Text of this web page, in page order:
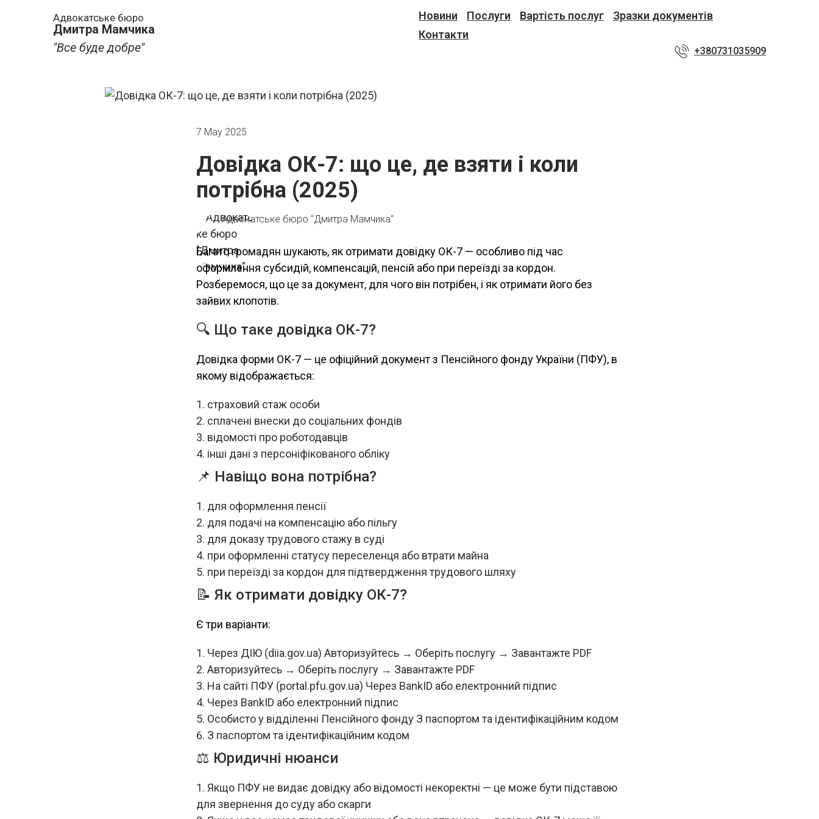
Адвокатське бюро
Дмитра Мамчика
"Все буде добре"
Новини Послуги Вартість послуг
Зразки документів
Контакти
+380731035909
7 May 2025
Довідка ОК-7: що це, де взяти і коли
потрібна (2025)
Адвокатське бюро "Дмитра Мамчика"
Багато громадян шукають, як отримати довідку ОК-7 — особливо під час
оформлення субсидій, компенсацій, пенсій або при переїзді за кордон.
Розберемося, що це за документ, для чого він потрібен, і як отримати його без
зайвих клопотів.
🔍 Що таке довідка ОК-7?
Довідка форми ОК-7 — це офіційний документ з Пенсійного фонду України (ПФУ), в
якому відображається:
страховий стаж особи
сплачені внески до соціальних фондів
відомості про роботодавців
інші дані з персоніфікованого обліку
📌 Навіщо вона потрібна?
для оформлення пенсії
для подачі на компенсацію або пільгу
для доказу трудового стажу в суді
при оформленні статусу переселенця або втрати майна
при переїзді за кордон для підтвердження трудового шляху
📝 Як отримати довідку ОК-7?
Є три варіанти:
Через ДІЮ (diia.gov.ua) Авторизуйтесь → Оберіть послугу → Завантажте PDF
Авторизуйтесь → Оберіть послугу → Завантажте PDF
На сайті ПФУ (portal.pfu.gov.ua) Через BankID або електронний підпис
Через BankID або електронний підпис
Особисто у відділенні Пенсійного фонду З паспортом та ідентифікаційним кодом
З паспортом та ідентифікаційним кодом
⚖️ Юридичні нюанси
Якщо ПФУ не видає довідку або відомості некоректні — це може бути підставою
для звернення до суду або скарги